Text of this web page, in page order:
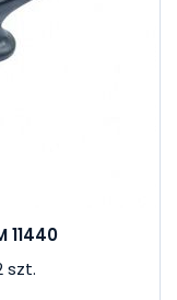
11440
szt.